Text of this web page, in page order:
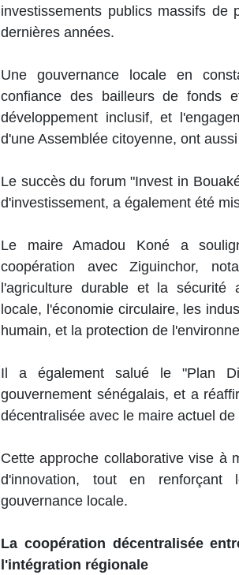
investissements publics massifs
dernières années.
Une gouvernance locale en
confiance des bailleurs de fonds
développement inclusif, et
d'une Assemblée citoyenne, ont
Le succès du forum "Invest in
d'investissement, a également été
Le maire Amadou Koné a
coopération avec Ziguinchor,
l'agriculture durable et la sécurité
locale, l'économie circulaire, les
humain, et la protection de
Il a également salué le "Plan
gouvernement sénégalais, et a
décentralisée avec le maire actuel
Cette approche collaborative vise à
d'innovation, tout en renforçant
gouvernance locale.
La coopération décentralisée
l'intégration régionale